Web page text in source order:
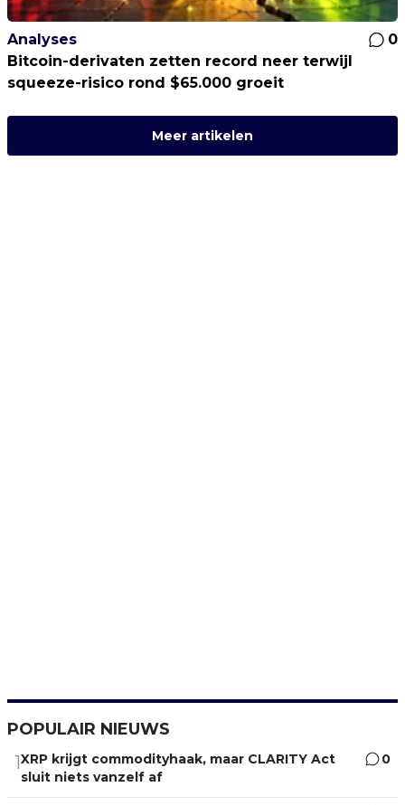
Analyses
0
Bitcoin-derivaten zetten record neer terwijl
squeeze-risico rond $65.000 groeit
Meer artikelen
POPULAIR NIEUWS
1XRP krijgt commodityhaak, maar CLARITY Act
sluit niets vanzelf af
0